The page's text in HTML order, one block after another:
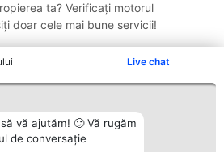
Live chat
vă ajutăm! 🙂 Vă rugăm
de conversație
ta? Verificați motorul
doar cele mai bune servicii!